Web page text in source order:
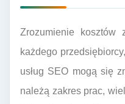
Zrozumienie
każdego
usług SEO mogą się
należą zakres prac,